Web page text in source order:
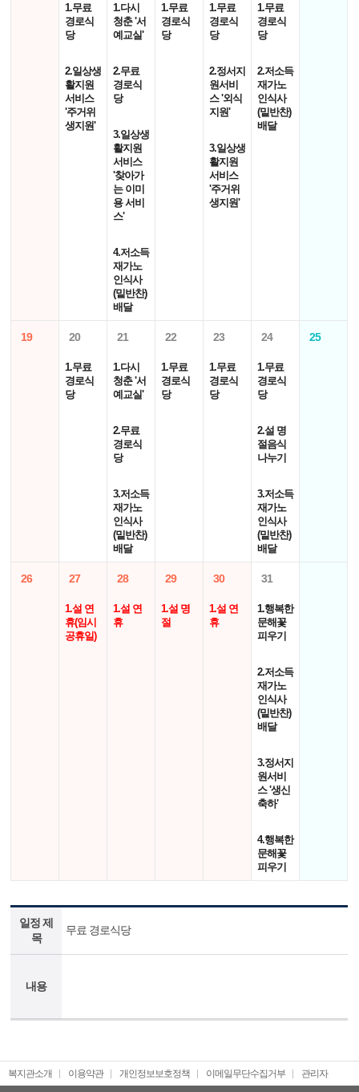
1.무료
경로식
당
2.일상생
활지원
서비스
'주거위
생지원'
1.다시
청춘 '서
예교실'
2.무료
경로식
당
3.일상생
활지원
서비스
'찾아가
는 이미
용 서비
스'
4.저소득
재가노
인식사
(밑반찬)
배달
1.무료
경로식
당
1.무료
경로식
당
2.정서지
원서비
스 '외식
지원'
3.일상생
활지원
서비스
'주거위
생지원'
1.무료
경로식
당
2.저소득
재가노
인식사
(밑반찬)
배달
19 20
1.무료
경로식
당
21
1.다시
청춘 '서
예교실'
2.무료
경로식
당
3.저소득
재가노
인식사
(밑반찬)
배달
22
1.무료
경로식
당
23
1.무료
경로식
당
24
1.무료
경로식
당
2.설 명
절음식
나누기
3.저소득
재가노
인식사
(밑반찬)
배달
25
26 27
1.설 연
휴(임시
공휴일)
28
1.설 연
휴
29
1.설 명
절
30
1.설 연
휴
31
1.행복한
문해꽃
피우기
2.저소득
재가노
인식사
(밑반찬)
배달
3.정서지
원서비
스 '생신
축하'
4.행복한
문해꽃
피우기
일정 제
목
무료 경로식당
내용
복지관소개 이용약관 개인정보보호정책 이메일무단수집거부 관리자